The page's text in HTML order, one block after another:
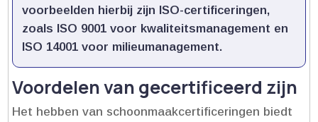
voorbeelden hierbij zijn ISO-certificeringen,
zoals ISO 9001 voor kwaliteitsmanagement en
ISO 14001 voor milieumanagement.​
Voordelen van gecertificeerd zijn
Het hebben van schoonmaakcertificeringen biedt